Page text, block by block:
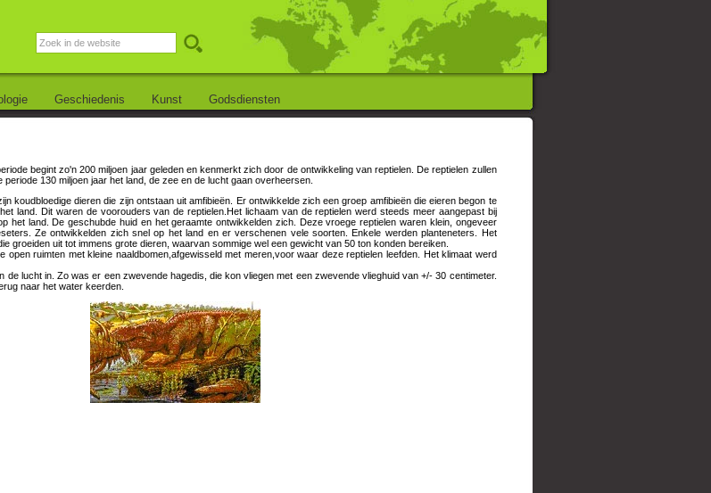
Geschiedenis Kunst Godsdiensten
begint zo'n 200 miljoen jaar geleden en kenmerkt zich door de ontwikkeling van reptielen. De reptielen zullen
periode 130 miljoen jaar het land, de zee en de lucht gaan overheersen.
koudbloedige dieren die zijn ontstaan uit amfibieën. Er ontwikkelde zich een groep amfibieën die eieren begon te
land. Dit waren de voorouders van de reptielen.Het lichaam van de reptielen werd steeds meer aangepast bij
het land. De geschubde huid en het geraamte ontwikkelden zich. Deze vroege reptielen waren klein, ongeveer
Ze ontwikkelden zich snel op het land en er verschenen vele soorten. Enkele werden planteneters. Het
groeiden uit tot immens grote dieren, waarvan sommige wel een gewicht van 50 ton konden bereiken.
open ruimten met kleine naaldbomen,afgewisseld met meren,voor waar deze reptielen leefden. Het klimaat werd
de lucht in. Zo was er een zwevende hagedis, die kon vliegen met een zwevende vlieghuid van +/- 30 centimeter.
naar het water keerden.